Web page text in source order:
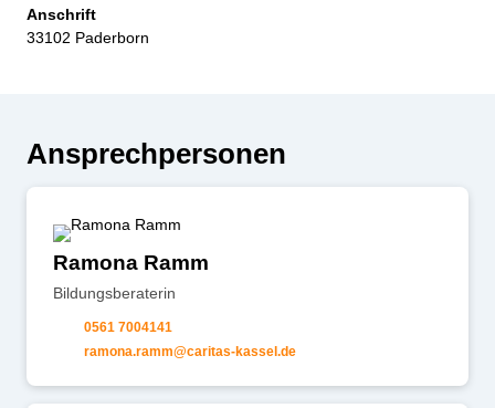
Anschrift
33102 Paderborn
Ansprechpersonen
Ramona Ramm
Bildungsberaterin
0561 7004141
r m n r mm c r t s-k ss d